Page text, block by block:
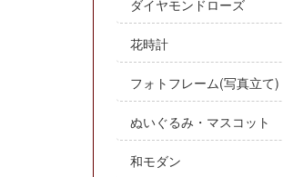
ダイヤモンドローズ
花時計
フォトフレーム(写真立て)
ぬいぐるみ・マスコット
和モダン